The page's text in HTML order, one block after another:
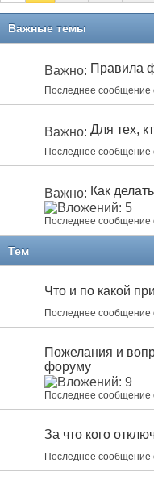
Важные темы
Важно: Правила
Последнее сообщение
Важно: Для тех,
Последнее сообщение
Важно: Как
Последнее сообщение
Тем
Что и по какой
Последнее сообщение
Пожелания и
форуму
Последнее сообщение
За что кого
Последнее сообщение